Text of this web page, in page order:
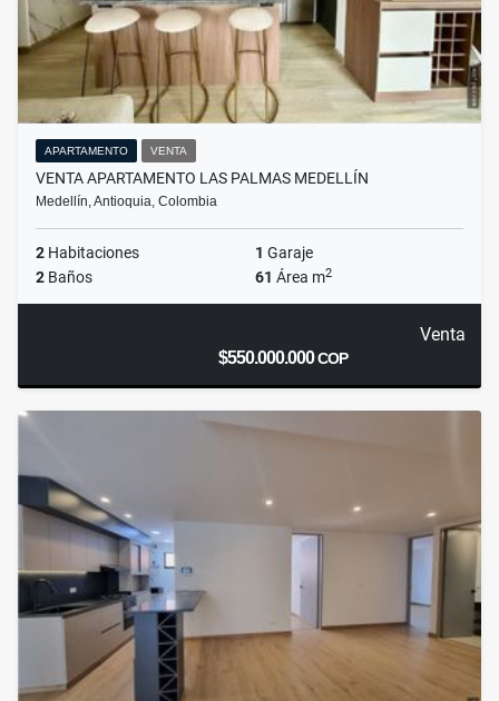
APARTAMENTO VENTA
VENTA APARTAMENTO LAS PALMAS MEDELLÍN
Medellín, Antioquia, Colombia
2 Habitaciones 1 Garaje
2 Baños 61 Área m2
Venta
$550.000.000COP